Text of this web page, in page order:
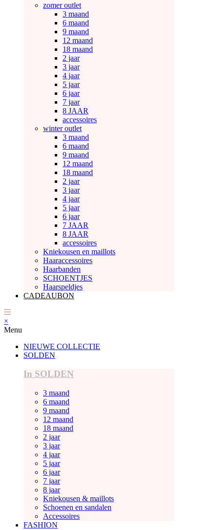
zomer outlet
3 maand
6 maand
9 maand
12 maand
18 maand
2 jaar
3 jaar
4 jaar
5 jaar
6 jaar
7 jaar
8 JAAR
accessoires
winter outlet
3 maand
6 maand
9 maand
12 maand
18 maand
2 jaar
3 jaar
4 jaar
5 jaar
6 jaar
7 JAAR
8 JAAR
accessoires
Kniekousen en maillots
Haaraccessoires
Haarbanden
SCHOENTJES
Haarspeldjes
CADEAUBON
×
Menu
NIEUWE COLLECTIE
SOLDEN
In SOLDEN
3 maand
6 maand
9 maand
12 maand
18 maand
2 jaar
3 jaar
4 jaar
5 jaar
6 jaar
7 jaar
8 jaar
Kniekousen & maillots
Schoenen en sandalen
Accessoires
FASHION